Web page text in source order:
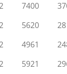
7400
5620
4961
5921